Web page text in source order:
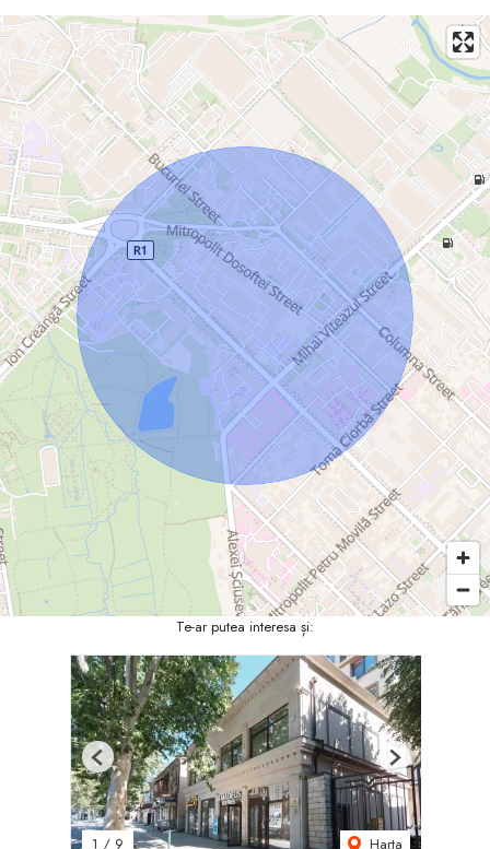
Te-ar putea interesa și:
1 / 9 Harta
Previous Next